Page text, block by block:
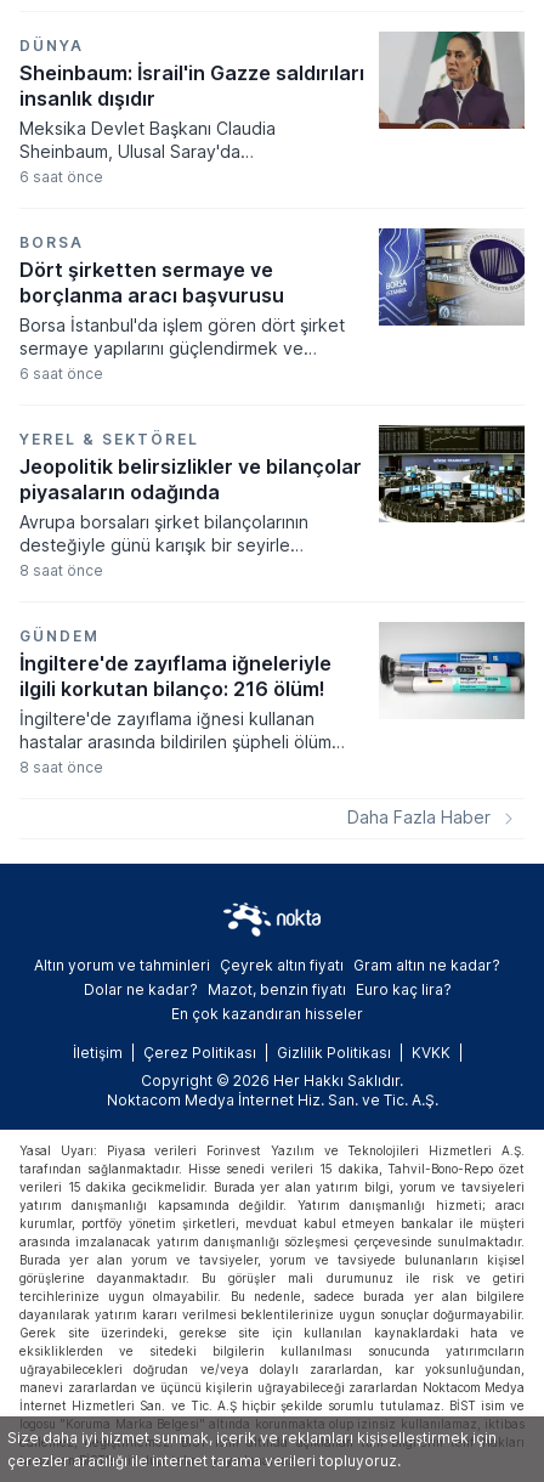
iletken kompleksine ilk etapta 16,8 milyar
dolar tutarında devasa bir sermaye aktarımı
gerçekleştirilecek.
DÜNYA
Sheinbaum: İsrail'in Gazze saldırıları
insanlık dışıdır
Meksika Devlet Başkanı Claudia
Sheinbaum, Ulusal Saray'da
gerçekleştirdiği basın toplantısında Gazze
nitelendirerek uluslararası toplumu
müdahale etmeye çağırdı. Meksika'nın
Filistin Devleti'ni tanıyan resmi tutumunu
yineleyen Sheinbaum, bölgedeki sivil
kayıpların durdurulması için ateşkes ve
uluslararası hukuka uyulması gerektiğini
vurguladı.
6 saat önce
BORSA
Dört şirketten sermaye ve
borçlanma aracı başvurusu
Borsa İstanbul'da işlem gören dört şirket
sermaye yapılarını güçlendirmek ve
stratejik hedeflerine ulaşmak amacıyla
Platformu üzerinden yapılan açıklamalara
göre 5-6 Ağustos tarihlerinde gerçekleşen
bu başvurular sermaye artırımı, tavan
yükseltimi ve borçlanma aracı ihracı gibi
önemli finansal süreçleri kapsıyor.
6 saat önce
YEREL & SEKTÖREL
Jeopolitik belirsizlikler ve bilançolar
piyasaların odağında
Avrupa borsaları şirket bilançolarının
desteğiyle günü karışık bir seyirle
tamamlarken, bölge genelinde ekonomik
Almanya'da imalat sanayi siparişleri
beklentilerin üzerinde artış gösterse de
euro bölgesindeki perakende satış verileri
tüketim harcamalarındaki zayıflığı ortaya
koydu.
8 saat önce
GÜNDEM
İngiltere'de zayıflama iğneleriyle
ilgili korkutan bilanço: 216 ölüm!
İngiltere'de zayıflama iğnesi kullanan
hastalar arasında bildirilen şüpheli ölüm
vakaları sağlık otoritelerini harekete
ilaçlarla ilişkilendirilen yan etki bildirimlerinin
8 saat önce
Daha Fazla Haber
Altın yorum ve tahminleri Çeyrek altın fiyatı
Gram altın ne kadar?
Dolar ne kadar?
Mazot, benzin fiyatı
Euro kaç lira?
En çok kazandıran hisseler
İletişim Çerez Politikası Gizlilik Politikası
KVKK
Copyright © 2026 Her Hakkı Saklıdır.
Noktacom Medya İnternet Hiz. San. ve Tic. A.Ş.
Yasal Uyarı: Piyasa verileri Forinvest Yazılım ve Teknolojileri Hizmetleri A.Ş.
tarafından sağlanmaktadır. Hisse senedi verileri 15 dakika, Tahvil-Bono-Repo özet
verileri 15 dakika gecikmelidir. Burada yer alan yatırım bilgi, yorum ve tavsiyeleri
yatırım danışmanlığı kapsamında değildir. Yatırım danışmanlığı hizmeti; aracı
kurumlar, portföy yönetim şirketleri, mevduat kabul etmeyen bankalar ile müşteri
arasında imzalanacak yatırım danışmanlığı sözleşmesi çerçevesinde sunulmaktadır.
Burada yer alan yorum ve tavsiyeler, yorum ve tavsiyede bulunanların kişisel
görüşlerine dayanmaktadır. Bu görüşler mali durumunuz ile risk ve getiri
tercihlerinize uygun olmayabilir. Bu nedenle, sadece burada yer alan bilgilere
dayanılarak yatırım kararı verilmesi beklentilerinize uygun sonuçlar doğurmayabilir.
Gerek site üzerindeki, gerekse site için kullanılan kaynaklardaki hata ve
eksikliklerden ve sitedeki bilgilerin kullanılması sonucunda yatırımcıların
uğrayabilecekleri doğrudan ve/veya dolaylı zararlardan, kar yoksunluğundan,
manevi zararlardan ve üçüncü kişilerin uğrayabileceği zararlardan Noktacom Medya
İnternet Hizmetleri San. ve Tic. A.Ş hiçbir şekilde sorumlu tutulamaz. BİST isim ve
logosu "Koruma Marka Belgesi" altında korunmakta olup izinsiz kullanılamaz, iktibas
edilemez, değiştirilemez. BİST ismi altında açıklanan tüm bilgilerin telif hakları
tamamen BİST'e ait olup, tekrar yayınlanamaz.
Size daha iyi hizmet sunmak, içerik ve reklamları kişiselleştirmek için
çerezler aracılığı ile internet tarama verileri topluyoruz.